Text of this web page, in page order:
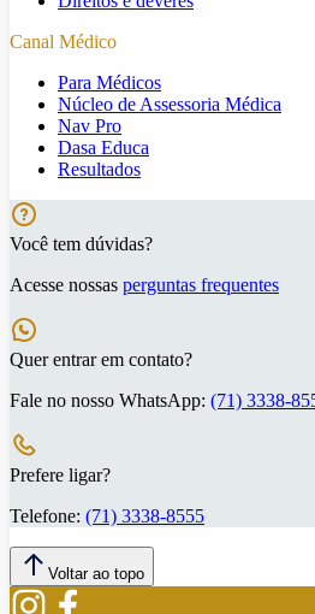
Canal Médico
Para Médicos
Núcleo de Assessoria Médica
Nav Pro
Dasa Educa
Resultados
Você tem dúvidas?
Acesse nossas perguntas frequentes
Quer entrar em contato?
Fale no nosso WhatsApp: (71) 3338-
Prefere ligar?
Telefone: (71) 3338-8555
Voltar ao topo